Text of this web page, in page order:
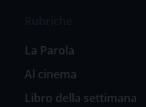
La Parola
Al cinema
Libro della settimana